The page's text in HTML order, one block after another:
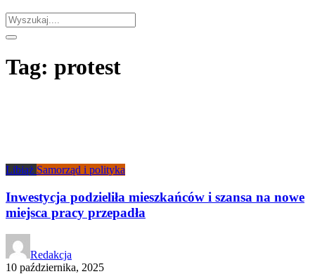
Tag: protest
Libiąż Samorząd i polityka
Inwestycja podzieliła mieszkańców i szansa na nowe
miejsca pracy przepadła
Redakcja
10 października, 2025